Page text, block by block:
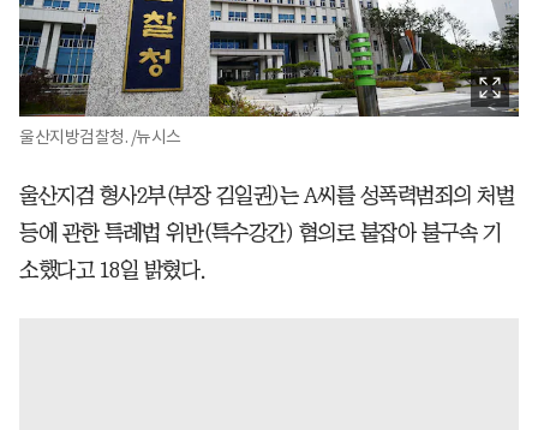
울산지방검찰청. /뉴시스
울산지검 형사2부(부장 김일권)는 A씨를 성폭력범죄의 처벌
등에 관한 특례법 위반(특수강간) 혐의로 붙잡아 불구속 기
소했다고 18일 밝혔다.